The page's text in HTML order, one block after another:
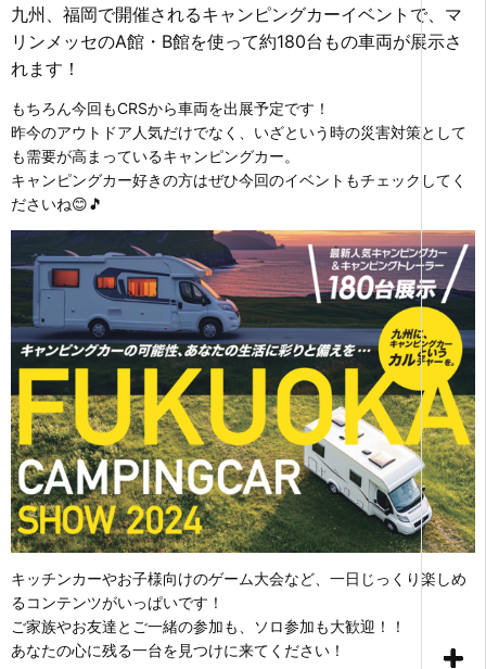
九州、福岡で開催されるキャンピングカーイベントで、マ
リンメッセのA館・B館を使って約180台もの車両が展示さ
れます！
もちろん今回もCRSから車両を出展予定です！
昨今のアウトドア人気だけでなく、いざという時の災害対策として
も需要が高まっているキャンピングカー。
キャンピングカー好きの方はぜひ今回のイベントもチェックしてく
ださいね😊🎵
キッチンカーやお子様向けのゲーム大会など、一日じっくり楽しめ
るコンテンツがいっぱいです！
ご家族やお友達とご一緒の参加も、ソロ参加も大歓迎！！
あなたの心に残る一台を見つけに来てください！